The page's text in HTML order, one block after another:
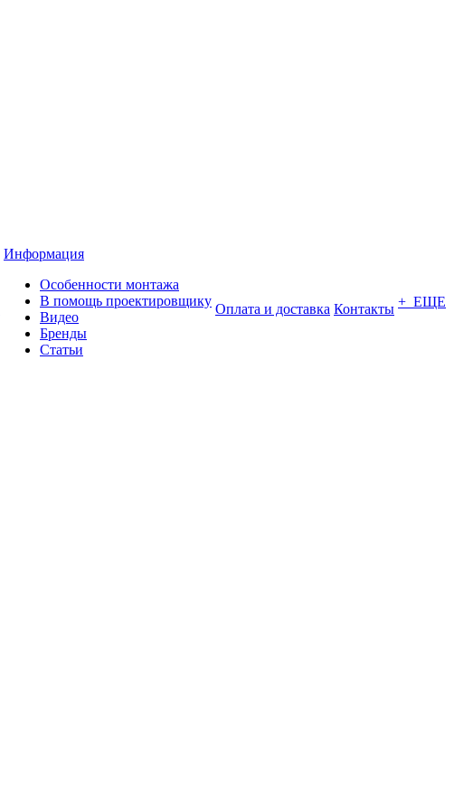
Информация
Особенности монтажа
В помощь проектировщику
Видео
Бренды
Статьи
Оплата и доставка Контакты + ЕЩЕ